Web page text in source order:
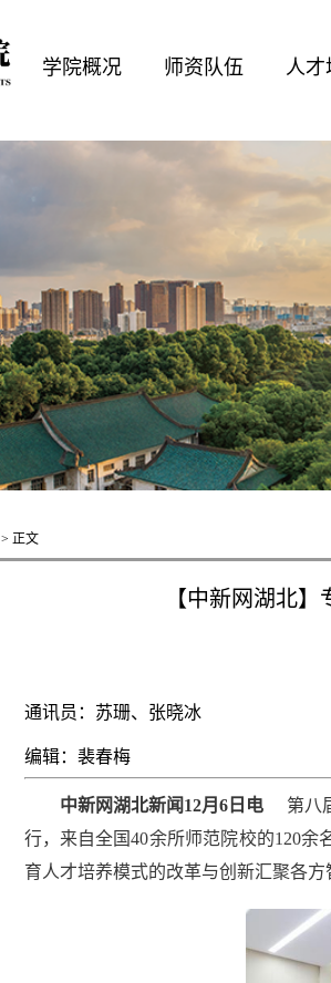
学院概况 师资队伍 人才
> 正文
【中新网湖北
通讯员：苏珊、张晓冰
编辑： 裴春梅
中新网湖北新闻12月6日电
第八
行，来自全国40余所师范院校的120
育人才培养模式的改革与创新汇聚各方